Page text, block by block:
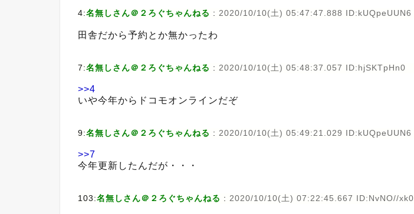
4:名無しさん＠２ろぐちゃんねる : 2020/10/10(土) 05:47:47.888 ID:kUQpeUUN6
田舎だから予約とか無かったわ
7:名無しさん＠２ろぐちゃんねる : 2020/10/10(土) 05:48:37.057 ID:hjSKTpHn0
>>4
いや今年からドコモオンラインだぞ
9:名無しさん＠２ろぐちゃんねる : 2020/10/10(土) 05:49:21.029 ID:kUQpeUUN6
>>7
今年更新したんだが・・・
103:名無しさん＠２ろぐちゃんねる : 2020/10/10(土) 07:22:45.667 ID:NvNO//xk0